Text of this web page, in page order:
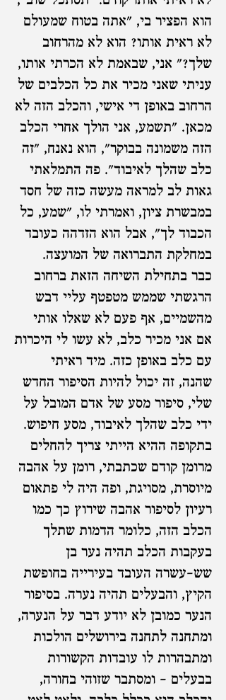
הוא הפציר בי, "אתה בטוח שמעולם
לא ראית אותו? הוא לא מהרחוב
שלך?" אני, שבאמת לא הכרתי אותו,
עניתי שאני מכיר את כל הכלבים של
הרחוב באופן די אישי, והכלב הזה לא
מכאן. "תשמע, אני הולך אחרי הכלב
הזה משמונה בבוקר", הוא נאנח, "זה
כלב שהלך לאיבוד". פה התמלאתי
גאות לב למראה מעשה כזה של חסד
במבשרת ציון, ואמרתי לו, "שמע, כל
הכבוד לך", אבל הוא הזדהה כעובד
במחלקת התברואה של המועצה.
כבר בתחילת השיחה הזאת ברחוב
הרגשתי שממש מטפטף עליי דבש
מהשמיים, אף פעם לא שאלו אותי
אם אני מכיר כלב, לא עשו לי היכרות
עם כלב באופן כזה. מיד ראיתי
שהנה, זה יכול להיות הסיפור החדש
שלי, סיפור מסע של אדם המובל על
ידי כלב שהלך לאיבוד, מסע חיפוש.
בתקופה ההיא הייתי צריך להחלים
מרומן קודם שכתבתי, רומן על אהבה
מיוסרת, מסויגת, ופה היה לי פתאום
רעיון לסיפור אהבה שירוץ כך כמו
הכלב הזה, כלומר הדמות שתלך
בעקבות הכלב תהיה נער בן
שש-עשרה העובד בעירייה בחופשת
הקיץ, והבעלים תהיה נערה. בסיפור
הנער כמובן לא יודע דבר על הנערה,
ומתחנה לתחנה בירושלים הולכות
ומתבהרות לו עובדות הקשורות
בבעלים – ומסתבר שזוהי בחורה,